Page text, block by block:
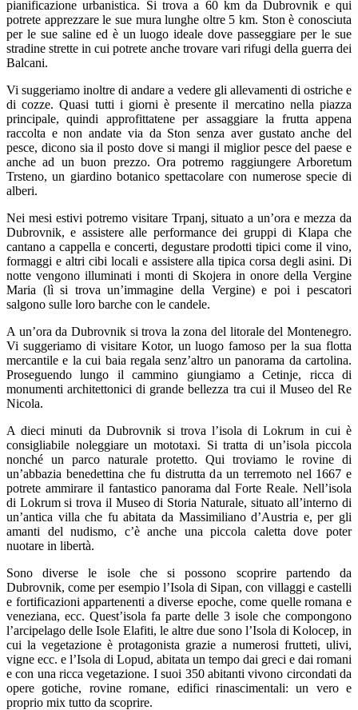
pianificazione urbanistica. Si trova a 60 km da Dubrovnik e qui
potrete apprezzare le sue mura lunghe oltre 5 km. Ston è conosciuta
per le sue saline ed è un luogo ideale dove passeggiare per le sue
stradine strette in cui potrete anche trovare vari rifugi della guerra dei
Balcani.
Vi suggeriamo inoltre di andare a vedere gli allevamenti di ostriche e
di cozze. Quasi tutti i giorni è presente il mercatino nella piazza
principale, quindi approfittatene per assaggiare la frutta appena
raccolta e non andate via da Ston senza aver gustato anche del
pesce, dicono sia il posto dove si mangi il miglior pesce del paese e
anche ad un buon prezzo. Ora potremo raggiungere Arboretum
Trsteno, un giardino botanico spettacolare con numerose specie di
alberi.
Nei mesi estivi potremo visitare Trpanj, situato a un’ora e mezza da
Dubrovnik, e assistere alle performance dei gruppi di Klapa che
cantano a cappella e concerti, degustare prodotti tipici come il vino,
formaggi e altri cibi locali e assistere alla tipica corsa degli asini. Di
notte vengono illuminati i monti di Skojera in onore della Vergine
Maria (lì si trova un’immagine della Vergine) e poi i pescatori
salgono sulle loro barche con le candele.
A un’ora da Dubrovnik si trova la zona del litorale del Montenegro.
Vi suggeriamo di visitare Kotor, un luogo famoso per la sua flotta
mercantile e la cui baia regala senz’altro un panorama da cartolina.
Proseguendo lungo il cammino giungiamo a Cetinje, ricca di
monumenti architettonici di grande bellezza tra cui il Museo del Re
Nicola.
A dieci minuti da Dubrovnik si trova l’isola di Lokrum in cui è
consigliabile noleggiare un mototaxi. Si tratta di un’isola piccola
nonché un parco naturale protetto. Qui troviamo le rovine di
un’abbazia benedettina che fu distrutta da un terremoto nel 1667 e
potrete ammirare il fantastico panorama dal Forte Reale. Nell’isola
di Lokrum si trova il Museo di Storia Naturale, situato all’interno di
un’antica villa che fu abitata da Massimiliano d’Austria e, per gli
amanti del nudismo, c’è anche una piccola caletta dove poter
nuotare in libertà.
Sono diverse le isole che si possono scoprire partendo da
Dubrovnik, come per esempio l’Isola di Sipan, con villaggi e castelli
e fortificazioni appartenenti a diverse epoche, come quelle romana e
veneziana, ecc. Quest’isola fa parte delle 3 isole che compongono
l’arcipelago delle Isole Elafiti, le altre due sono l’Isola di Kolocep, in
cui la vegetazione è protagonista grazie a numerosi frutteti, ulivi,
vigne ecc. e l’Isola di Lopud, abitata un tempo dai greci e dai romani
e con una ricca vegetazione. I suoi 350 abitanti vivono circondati da
opere gotiche, rovine romane, edifici rinascimentali: un vero e
proprio mix tutto da scoprire.